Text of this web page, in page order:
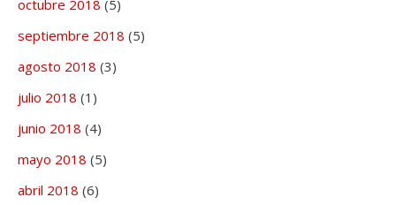
octubre 2018 (5)
septiembre 2018 (5)
agosto 2018 (3)
julio 2018 (1)
junio 2018 (4)
mayo 2018 (5)
abril 2018 (6)